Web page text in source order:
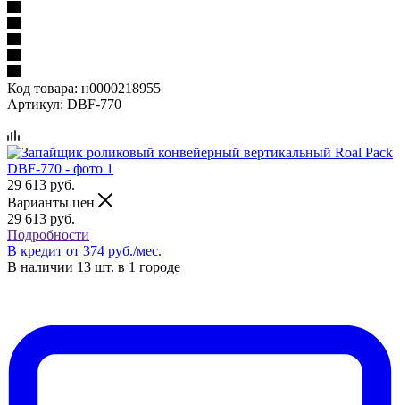
Код товара: н0000218955
Артикул: DBF-770
29 613 руб.
Варианты цен
29 613 руб.
Подробности
В кредит от 374 руб./мес.
В наличии 13 шт. в 1 городе